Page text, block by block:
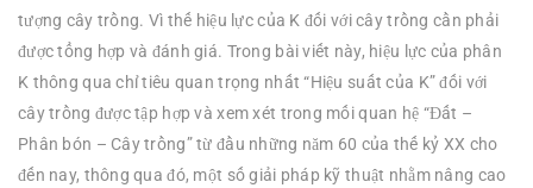
tượng cây trồng. Vì thế hiệu lực của K đối với cây trồng cần phải
được tổng hợp và đánh giá. Trong bài viết này, hiệu lực của phân
K thông qua chỉ tiêu quan trọng nhất “Hiệu suất của K” đối với
cây trồng được tập hợp và xem xét trong mối quan hệ “Đất –
Phân bón – Cây trồng” từ đầu những năm 60 của thế kỷ XX cho
đến nay, thông qua đó, một số giải pháp kỹ thuật nhằm nâng cao